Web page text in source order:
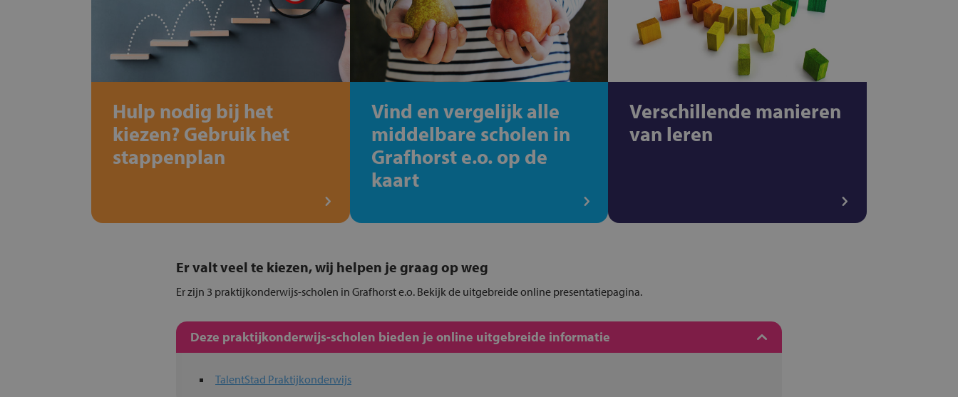
Hulp nodig bij het
kiezen? Gebruik het
stappenplan
Vind en vergelijk alle
middelbare scholen in
Grafhorst e.o. op de
kaart
Verschillende manieren
van leren
Er valt veel te kiezen, wij helpen je graag op weg
Er zijn 3 praktijkonderwijs-scholen in Grafhorst e.o. Bekijk de uitgebreide online presentatiepagina.
Deze praktijkonderwijs-scholen bieden je online uitgebreide informatie
TalentStad Praktijkonderwijs